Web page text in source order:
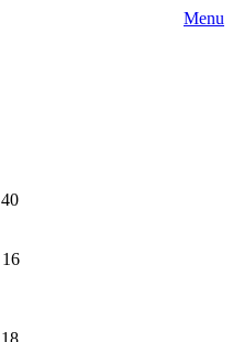
Menu
40
16